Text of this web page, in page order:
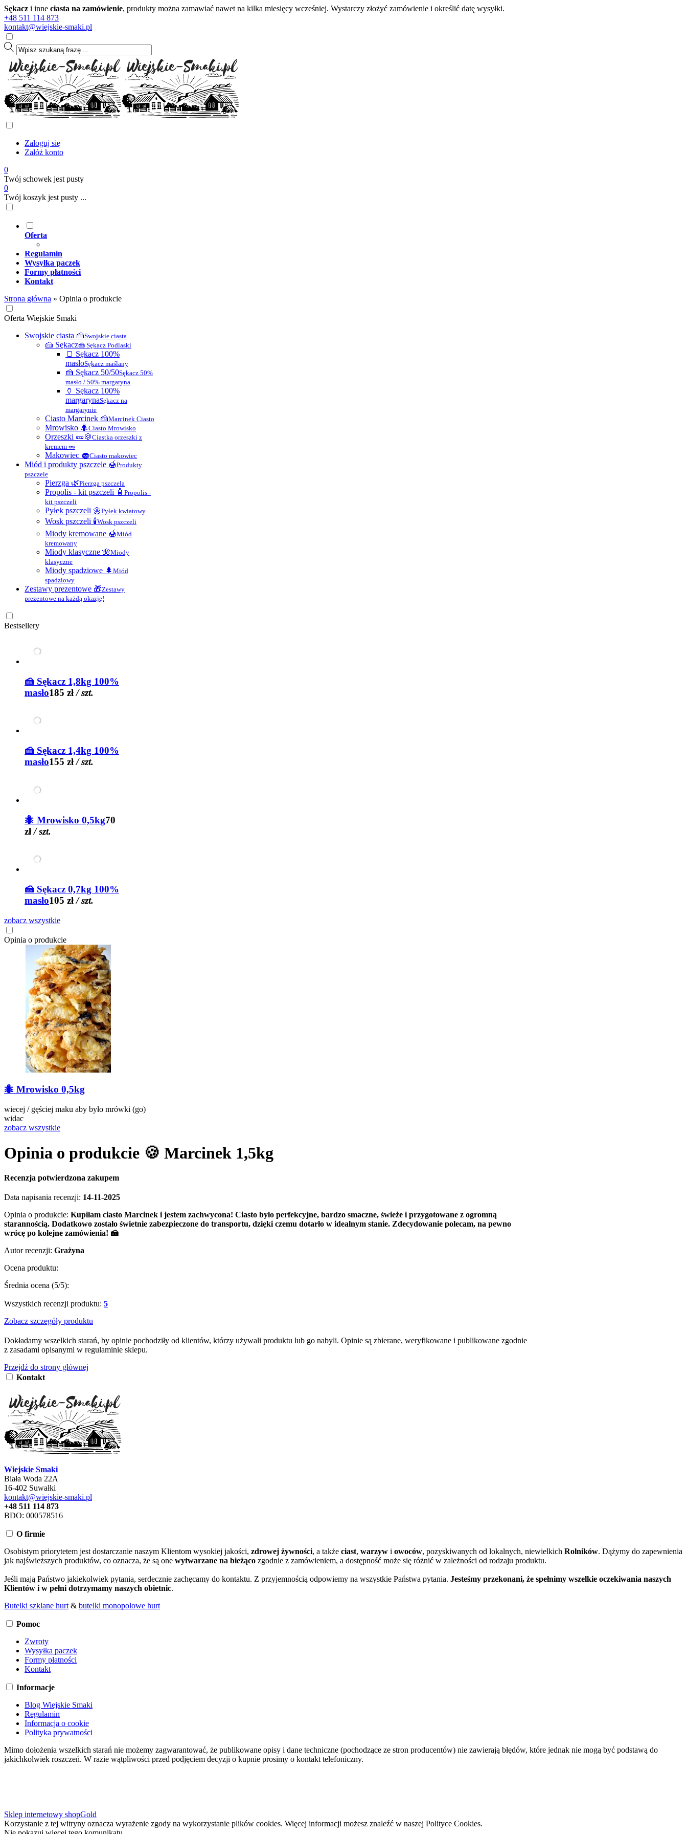
Sękacz i inne ciasta na zamówienie, produkty można zamawiać nawet na kilka miesięcy wcześniej. Wystarczy złożyć zamówienie i określić datę wysyłki.
+48 511 114 873
kontakt@wiejskie-smaki.pl
Zaloguj się
Załóż konto
0
Twój schowek jest pusty
0
Twój koszyk jest pusty ...
Oferta
Regulamin
Wysyłka paczek
Formy płatności
Kontakt
Strona główna » Opinia o produkcie
Oferta Wiejskie Smaki
Swojskie ciasta 🍰Swojskie ciasta
🍰 Sękacz🍰 Sękacz Podlaski
🍞 Sękacz 100%
masłoSękacz maślany
🍰 Sękacz 50/50Sękacz 50%
masło / 50% margaryna
🏺 Sękacz 100%
margarynaSękacz na
margarynie
Ciasto Marcinek 🍰Marcinek Ciasto
Mrowisko 🐜Ciasto Mrowisko
Orzeszki 🥜🍪Ciastka orzeszki z
kremem 🥜
Makowiec 🧁Ciasto makowiec
Miód i produkty pszczele 🍯Produkty
pszczele
Pierzga 🌿Pierzga pszczela
Propolis - kit pszczeli 🧴 Propolis -
kit pszczeli
Pyłek pszczeli 🌼Pyłek kwiatowy
Wosk pszczeli 🕯Wosk pszczeli
Miody kremowane 🍯Miód
kremowany
Miody klasyczne 🌺Miody
klasyczne
Miody spadziowe 🌲 Miód
spadziowy
Zestawy prezentowe 🎁Zestawy
prezentowe na każdą okazję!
Bestsellery
🍰 Sękacz 1,8kg 100%
masło185 zł / szt.
🍰 Sękacz 1,4kg 100%
masło155 zł / szt.
🐜 Mrowisko 0,5kg70
zł / szt.
🍰 Sękacz 0,7kg 100%
masło105 zł / szt.
zobacz wszystkie
Opinia o produkcie
🐜 Mrowisko 0,5kg
wiecej / gęściej maku aby było mrówki (go)
widac
zobacz wszystkie
Opinia o produkcie 🍪 Marcinek 1,5kg
Recenzja potwierdzona zakupem
Data napisania recenzji: 14-11-2025
Opinia o produkcie: Kupiłam ciasto Marcinek i jestem zachwycona! Ciasto było perfekcyjne, bardzo smaczne, świeże i przygotowane z ogromną
starannością. Dodatkowo zostało świetnie zabezpieczone do transportu, dzięki czemu dotarło w idealnym stanie. Zdecydowanie polecam, na pewno
wrócę po kolejne zamówienia! 🍰
Autor recenzji: Grażyna
Ocena produktu:
Średnia ocena (5/5):
Wszystkich recenzji produktu: 5
Zobacz szczegóły produktu
Dokładamy wszelkich starań, by opinie pochodziły od klientów, którzy używali produktu lub go nabyli. Opinie są zbierane, weryfikowane i publikowane zgodnie
z zasadami opisanymi w regulaminie sklepu.
Przejdź do strony głównej
Kontakt
Wiejskie Smaki
Biała Woda 22A
16-402 Suwałki
kontakt@wiejskie-smaki.pl
+48 511 114 873
BDO: 000578516
O firmie
Osobistym priorytetem jest dostarczanie naszym Klientom wysokiej jakości, zdrowej żywności, a także ciast, warzyw i owoców, pozyskiwanych od lokalnych, niewielkich Rolników. Dążymy do zapewnienia
jak najświeższych produktów, co oznacza, że są one wytwarzane na bieżąco zgodnie z zamówieniem, a dostępność może się różnić w zależności od rodzaju produktu.
Jeśli mają Państwo jakiekolwiek pytania, serdecznie zachęcamy do kontaktu. Z przyjemnością odpowiemy na wszystkie Państwa pytania. Jesteśmy przekonani, że spełnimy wszelkie oczekiwania naszych
Klientów i w pełni dotrzymamy naszych obietnic.
Butelki szklane hurt & butelki monopolowe hurt
Pomoc
Zwroty
Wysyłka paczek
Formy płatności
Kontakt
Informacje
Blog Wiejskie Smaki
Regulamin
Informacja o cookie
Polityka prywatności
Mimo dołożenia wszelkich starań nie możemy zagwarantować, że publikowane opisy i dane techniczne (pochodzące ze stron producentów) nie zawierają błędów, które jednak nie mogą być podstawą do
jakichkolwiek roszczeń. W razie wątpliwości przed podjęciem decyzji o kupnie prosimy o kontakt telefoniczny.
Sklep internetowy shopGold
Korzystanie z tej witryny oznacza wyrażenie zgody na wykorzystanie plików cookies. Więcej informacji możesz znaleźć w naszej Polityce Cookies.